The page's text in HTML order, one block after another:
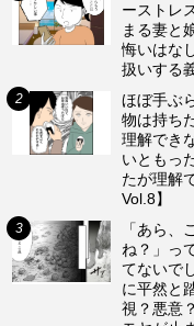
ーストレ
まる妻と
悔いはな
扱いする
ほぼ手ぶ
物は持ち
理解でき
いともっ
たが理解
Vol.8】
「あら、
ね？」っ
てないで
に平然と
視？悪意